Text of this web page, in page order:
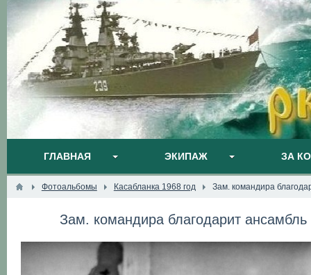
ГЛАВНАЯ ЭКИПАЖ ЗА
Фотоальбомы Касабланка 1968 год Зам. командира
Зам. командира благодарит